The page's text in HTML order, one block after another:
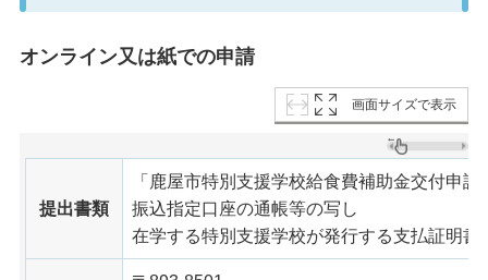
オンライン又は紙での申請
画面サイズで表示
提出書類
「鹿屋市特別支援学校給食費補助金交付申
振込指定口座の通帳等の写し
在学する特別支援学校が発行する支払証明書